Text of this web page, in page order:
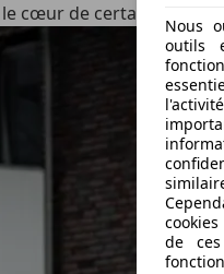
cœur de certains, on en
Nous
outils
de